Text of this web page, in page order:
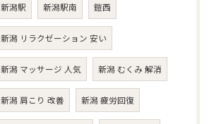
新潟駅 新潟駅南 鎧西
新潟 リラクゼーション 安い
新潟 マッサージ 人気 新潟 むくみ 解消
新潟 肩こり 改善 新潟 疲労回復